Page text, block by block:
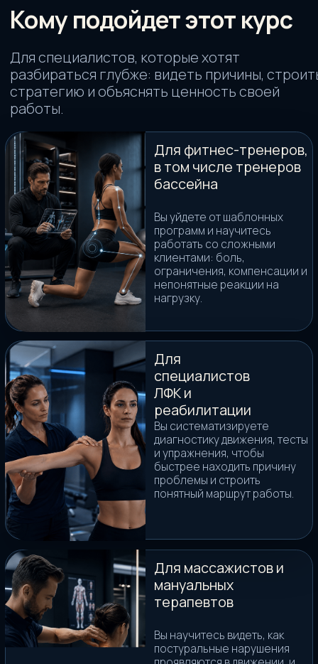
Работать с болью
Понимать ограничения при болях и
других состояниях без лишней
самоуверенности.
не рисковать
Объяснять ценность
Говорить клиенту простым языком,
зачем тесты, почему меняется план и за
что он платит.
Думать как эксперт
Не копировать чужие схемы, а
самостоятельно понимать, что
происходит и какой шаг выбрать.
думать самому
прогрессию под задачу клиента, а не
брать готовую схему.
В итоге вы выходите не с набором
приемов, а с логикой сильного
тренера: увидеть, проверить, выбрать
стратегию и объяснить клиенту, что
вы делаете.